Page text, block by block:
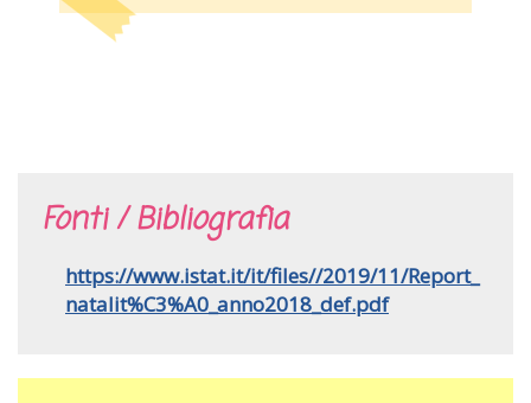
Fonti / Bibliografia
https://www.istat.it/it/files//2019/11/Report_
natalit%C3%A0_anno2018_def.pdf